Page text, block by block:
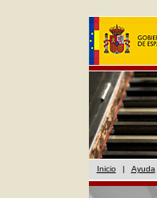
Inicio | Ayuda